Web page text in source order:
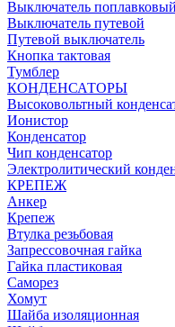
Выключатель поплавковый
Выключатель путевой
Путевой выключатель
Кнопка тактовая
Тумблер
КОНДЕНСАТОРЫ
Высоковольтный
Ионистор
Конденсатор
Чип конденсатор
Электролитический
КРЕПЕЖ
Анкер
Крепеж
Втулка резьбовая
Запрессовочная гайка
Гайка пластиковая
Саморез
Хомут
Шайба изоляционная